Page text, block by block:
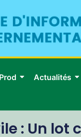
Actualités
: Un lot